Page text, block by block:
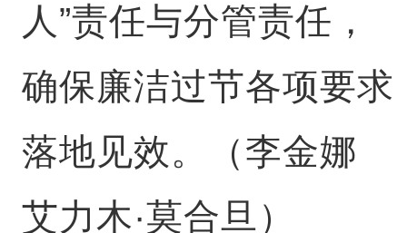
人”责任与分管责任，
确保廉洁过节各项要求
落地见效。（李金娜
艾力木·莫合旦）